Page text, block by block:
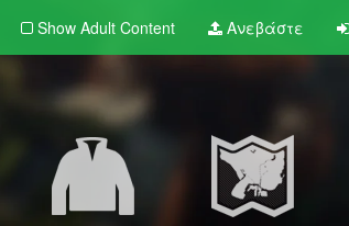
Show Adult Content Ανεβάστε